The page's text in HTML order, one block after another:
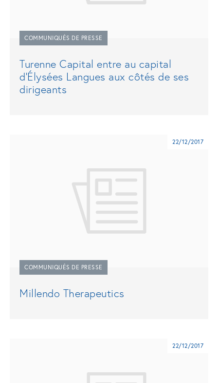
COMMUNIQUÉS DE PRESSE
Turenne Capital entre au capital
d’Élysées Langues aux côtés de ses
dirigeants
22/12/2017
COMMUNIQUÉS DE PRESSE
Millendo Therapeutics
22/12/2017